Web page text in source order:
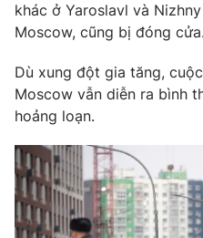
VTV9
Liên hệ tòa soạn
THỜI BÁO VTV
khác ở Yaroslavl và
Moscow, cũng bị đóng cửa.
Dù xung đột gia tăng,
Moscow vẫn diễn ra bình
hoảng loạn.